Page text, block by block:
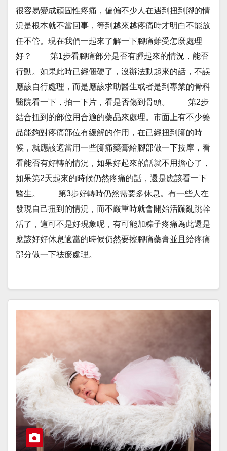
很容易變成頑固性疼痛，偏偏不少人在遇到扭到腳的情
況是根本就不當回事，等到越來越疼痛時才明白不能放
任不管。現在我們一起來了解一下腳痛難受怎麼處理
好？ 第1步看腳痛部分是否有腫起來的情況，能否
行動。如果此時已經僵硬了，沒辦法動起來的話，不誤
應該自行處理，而是應該求助醫生或者是到專業的骨科
醫院看一下，拍一下片，看是否傷到骨頭。 第2步
結合扭到的部位用合適的藥品來處理。市面上有不少藥
品能夠對疼痛部位有緩解的作用，在已經扭到腳的時
候，就應該適當用一些腳痛藥膏給腳部做一下按摩，看
看能否有好轉的情況，如果好起來的話就不用擔心了，
如果第2天起來的時候仍然疼痛的話，還是應該看一下
醫生。 第3步好轉時仍然需要多休息。有一些人在
發現自己扭到的情況，而不嚴重時就會開始活蹦亂跳幹
活了，這可不是好現象呢，有可能加粽子疼痛為此還是
應該好好休息適當的時候仍然要擦腳痛藥膏並且給疼痛
部分做一下祛瘀處理。